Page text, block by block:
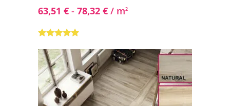
63,51 € - 78,32 € / m2
5.00 de 5